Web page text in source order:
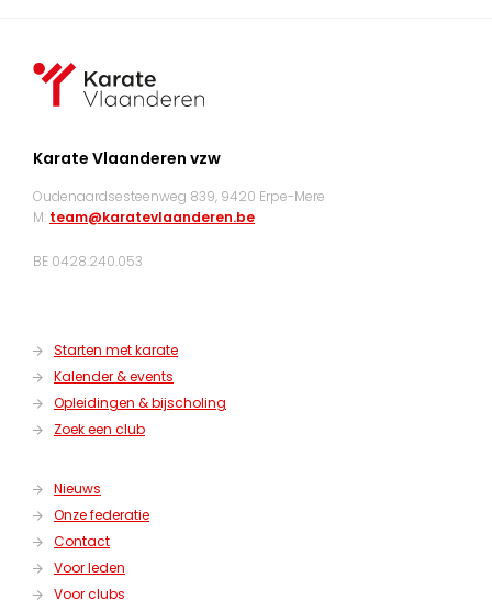
Karate Vlaanderen vzw
Oudenaardsesteenweg 839, 9420 Erpe-Mere
M: team@karatevlaanderen.be
BE 0428.240.053
Starten met karate
Kalender & events
Opleidingen & bijscholing
Zoek een club
Nieuws
Onze federatie
Contact
Voor leden
Voor clubs